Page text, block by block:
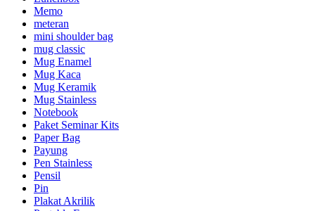
Memo
meteran
mini shoulder bag
mug classic
Mug Enamel
Mug Kaca
Mug Keramik
Mug Stainless
Notebook
Paket Seminar Kits
Paper Bag
Payung
Pen Stainless
Pensil
Pin
Plakat Akrilik